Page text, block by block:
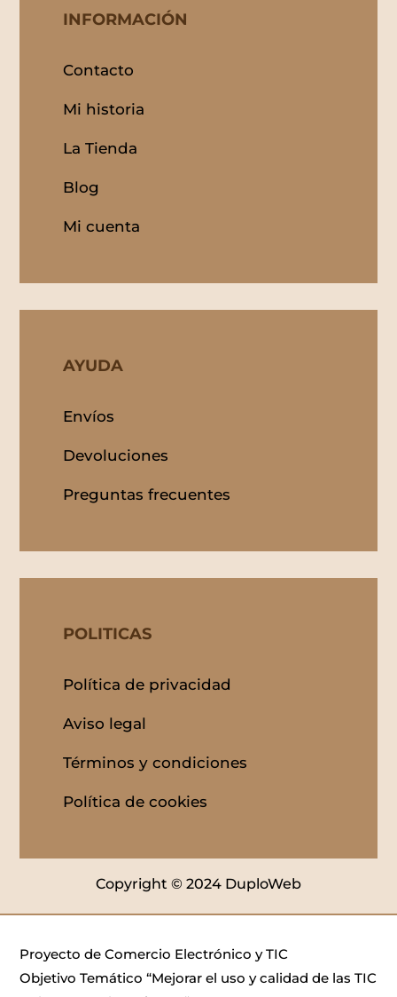
INFORMACIÓN
Contacto
Mi historia
La Tienda
Blog
Mi cuenta
AYUDA
Envíos
Devoluciones
Preguntas frecuentes
POLITICAS
Política de privacidad
Aviso legal
Términos y condiciones
Política de cookies
Copyright © 2024 DuploWeb
Proyecto de Comercio Electrónico y TIC
Objetivo Temático “Mejorar el uso y calidad de las TIC